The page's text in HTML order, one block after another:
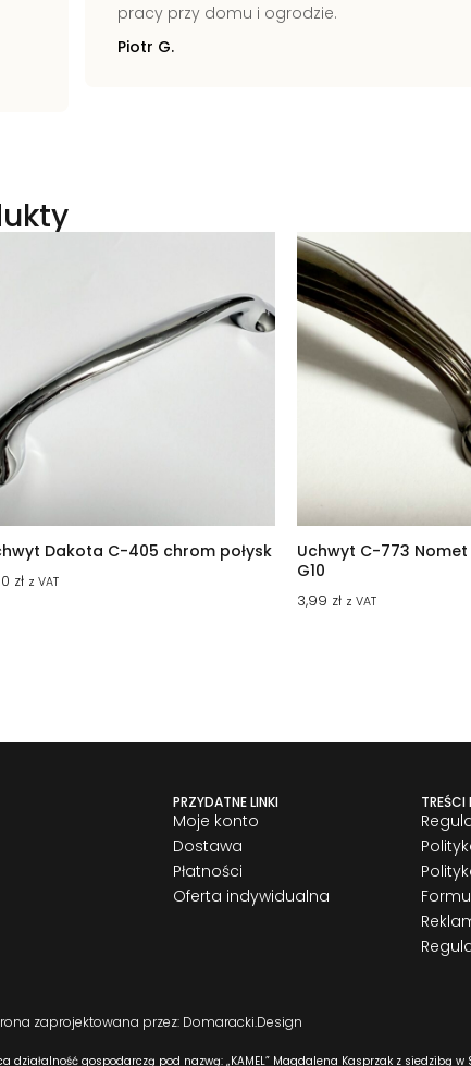
pracy przy domu i ogrodzie.
Piotr G.
Dakota C-405 chrom połysk
zł z VAT
Uchwyt C-773
G10
3,99 zł z VAT
PRZYDATNE LINKI
Moje konto
Dostawa
Płatności
Oferta indywidualna
TREŚCI
zaprojektowana przez: Domaracki.Design
gospodarczą pod nazwą: „KAMEL” Magdalena Kasprzak z siedzibą w